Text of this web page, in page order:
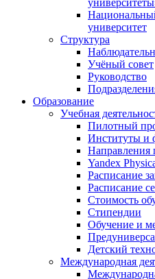
университет
Структура
Учёный совет
Руководство
Образование
Учебная
Пилотный
Институты и
Направления
Yandex
Расписание
Расписание
Стоимость
Стипендии
Обучение и
Детский
Международная